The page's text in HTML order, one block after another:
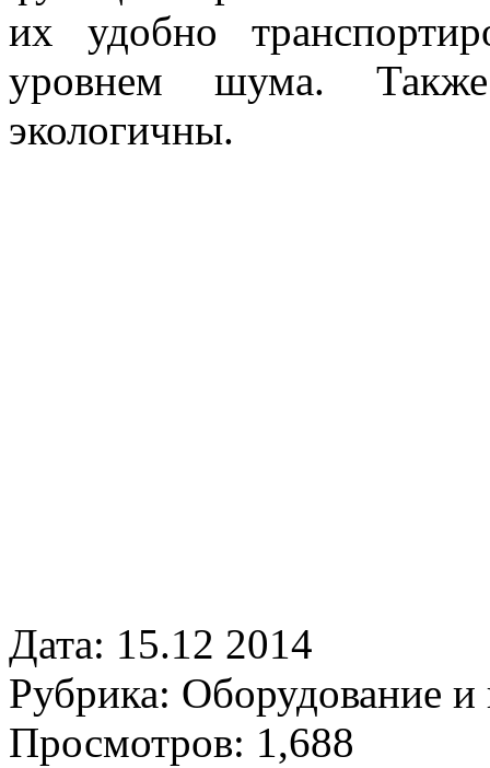
их удобно
уровнем шума.
экологичны.
Дата: 15.12 2014
Рубрика: Оборудование
Просмотров: 1,688